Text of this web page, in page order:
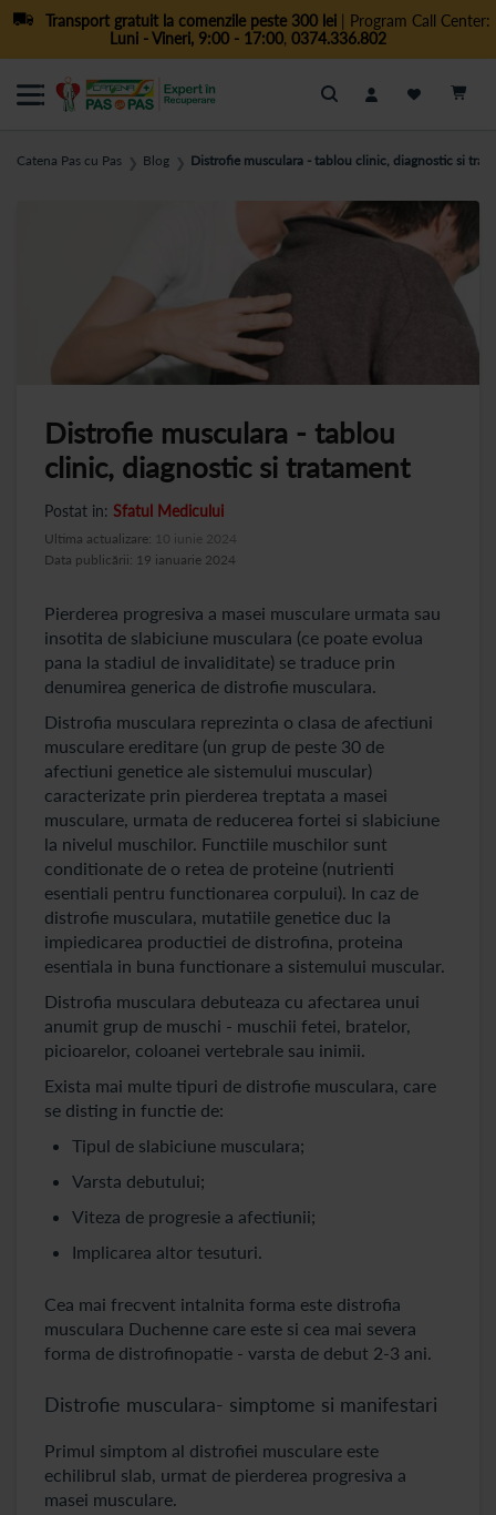
Transport gratuit la comenzile peste 300 lei| Program Call Center:
Luni - Vineri, 9:00 - 17:00, 0374.336.802
Cautare
Catena Pas cu Pas ❯ Blog ❯ Distrofie musculara - tablou clinic, diagnostic si
Distrofie musculara - tablou
clinic, diagnostic si tratament
Postat in: Sfatul Medicului
Data publicării: 19 ianuarie 2024
Ultima actualizare: 10 iunie 2024
Pierderea progresiva a masei musculare urmata sau
insotita de slabiciune musculara (ce poate evolua
pana la stadiul de invaliditate) se traduce prin
denumirea generica de distrofie musculara.
Distrofia musculara reprezinta o clasa de afectiuni
musculare ereditare (un grup de peste 30 de
afectiuni genetice ale sistemului muscular)
caracterizate prin pierderea treptata a masei
musculare, urmata de reducerea fortei si slabiciune
la nivelul muschilor. Functiile muschilor sunt
conditionate de o retea de proteine (nutrienti
esentiali pentru functionarea corpului). In caz de
distrofie musculara, mutatiile genetice duc la
impiedicarea productiei de distrofina, proteina
esentiala in buna functionare a sistemului muscular.
Distrofia musculara debuteaza cu afectarea unui
anumit grup de muschi - muschii fetei, bratelor,
picioarelor, coloanei vertebrale sau inimii.
Exista mai multe tipuri de distrofie musculara, care
se disting in functie de:
Tipul de slabiciune musculara;
Varsta debutului;
Viteza de progresie a afectiunii;
Implicarea altor tesuturi.
Cea mai frecvent intalnita forma este distrofia
musculara Duchenne care este si cea mai severa
forma de distrofinopatie - varsta de debut 2-3 ani.
Distrofie musculara- simptome si manifestari
Primul simptom al distrofiei musculare este
echilibrul slab, urmat de pierderea progresiva a
masei musculare.